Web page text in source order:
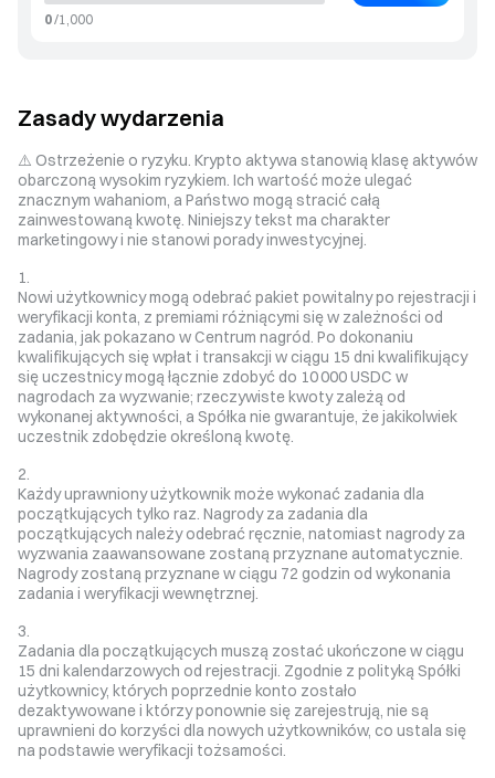
0/1,000
Zasady wydarzenia
⚠️ Ostrzeżenie o ryzyku. Krypto aktywa stanowią klasę aktywów
obarczoną wysokim ryzykiem. Ich wartość może ulegać
znacznym wahaniom, a Państwo mogą stracić całą
zainwestowaną kwotę. Niniejszy tekst ma charakter
marketingowy i nie stanowi porady inwestycyjnej.
Nowi użytkownicy mogą odebrać pakiet powitalny po rejestracji i
weryfikacji konta, z premiami różniącymi się w zależności od
zadania, jak pokazano w Centrum nagród. Po dokonaniu
kwalifikujących się wpłat i transakcji w ciągu 15 dni kwalifikujący
się uczestnicy mogą łącznie zdobyć do 10 000 USDC w
nagrodach za wyzwanie; rzeczywiste kwoty zależą od
wykonanej aktywności, a Spółka nie gwarantuje, że jakikolwiek
uczestnik zdobędzie określoną kwotę.
Każdy uprawniony użytkownik może wykonać zadania dla
początkujących tylko raz. Nagrody za zadania dla
początkujących należy odebrać ręcznie, natomiast nagrody za
wyzwania zaawansowane zostaną przyznane automatycznie.
Nagrody zostaną przyznane w ciągu 72 godzin od wykonania
zadania i weryfikacji wewnętrznej.
Zadania dla początkujących muszą zostać ukończone w ciągu
15 dni kalendarzowych od rejestracji. Zgodnie z polityką Spółki
użytkownicy, których poprzednie konto zostało
dezaktywowane i którzy ponownie się zarejestrują, nie są
uprawnieni do korzyści dla nowych użytkowników, co ustala się
na podstawie weryfikacji tożsamości.